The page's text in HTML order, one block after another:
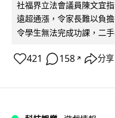
社福界立法會議員陳文宜
遠超通漲，令家長難以負
令學生無法完成功課，二
421 158 ↗ 分享